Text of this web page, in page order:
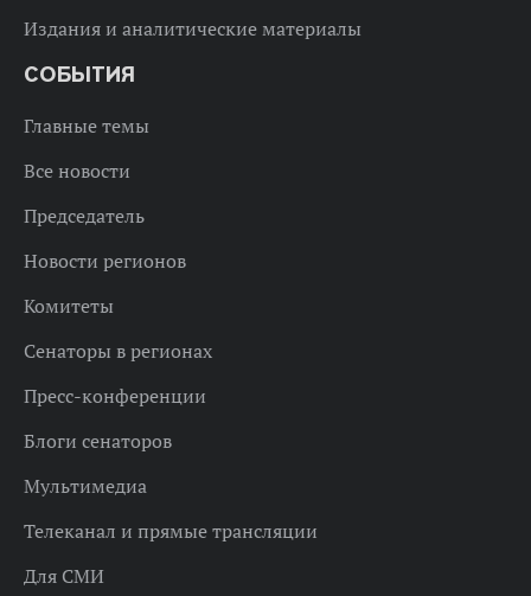
Издания и аналитические материалы
СОБЫТИЯ
Главные темы
Все новости
Председатель
Новости регионов
Комитеты
Сенаторы в регионах
Пресс-конференции
Блоги сенаторов
Мультимедиа
Телеканал и прямые трансляции
Для СМИ